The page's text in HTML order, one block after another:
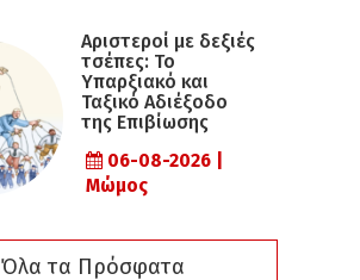
Αριστεροί με δεξιές
τσέπες: Το
Υπαρξιακό και
Ταξικό Αδιέξοδο
της Επιβίωσης
06-08-2026 |
Μώμος
Όλα τα Πρόσφατα